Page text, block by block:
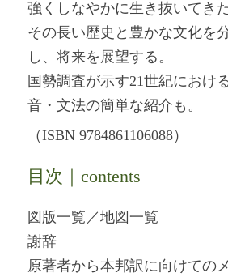
強くしなやかに生き抜いてきた
その長い歴史と豊かな文化を
し、将来を展望する。
国勢調査が示す21世紀におけ
音・文法の簡単な紹介も。
（ISBN 9784861106088）
目次｜contents
図版一覧／地図一覧
謝辞
原著者から本邦訳に向けての